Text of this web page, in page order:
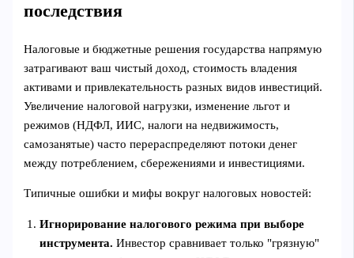
последствия
Налоговые и бюджетные решения государства напрямую
затрагивают ваш чистый доход, стоимость владения
активами и привлекательность разных видов инвестиций.
Увеличение налоговой нагрузки, изменение льгот и
режимов (НДФЛ, ИИС, налоги на недвижимость,
самозанятые) часто перераспределяют потоки денег
между потреблением, сбережениями и инвестициями.
Типичные ошибки и мифы вокруг налоговых новостей:
Игнорирование налогового режима при выборе
инструмента. Инвестор сравнивает только "грязную"